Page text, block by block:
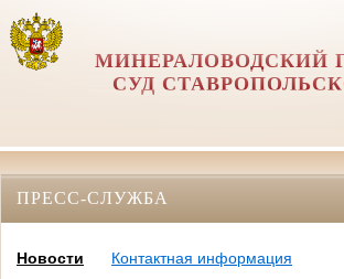
МИНЕРАЛОВОДСКИЙ
СУД
ПРЕСС-СЛУЖБА
Новости
Контактная информация